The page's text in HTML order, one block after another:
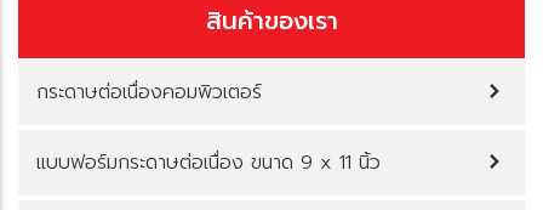
สินค้าของเรา
กระดาษต่อเนื่องคอมพิวเตอร์
บบฟอร์มกระดาษต่อเนื่อง ขนาด 9 x 11 นิ้ว